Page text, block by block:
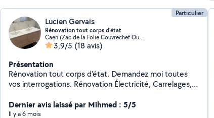
Particulier
Lucien Gervais
Rénovation tout corps d'état
Caen (Zac de la Folie Couvrechef Ouest)
3,9/5 (18 avis)
Présentation
Rénovation tout corps d'état. Demandez moi toutes
vos interrogations. Rénovation Électricité, Carrelages,
équipé, disponible, travail de propre et de qualité.
Dernier avis laissé par Mihmed : 5/5
Il y a 6 mois